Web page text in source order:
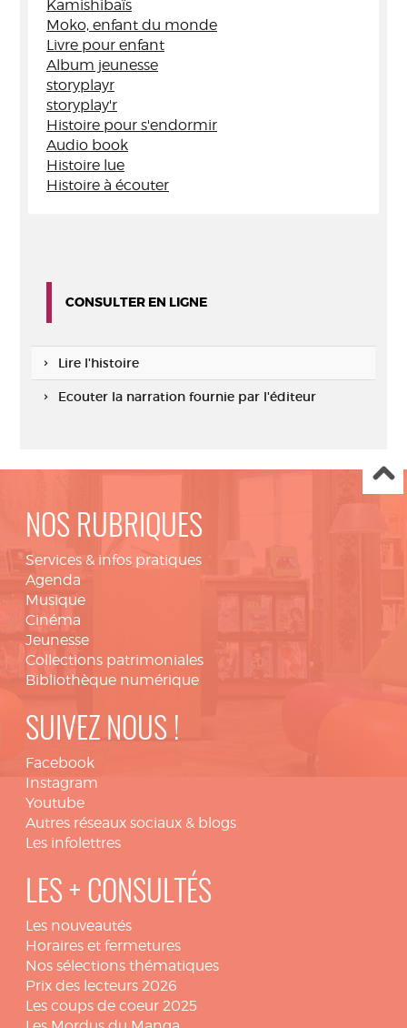
Kamishibaïs
Moko, enfant du monde
Livre pour enfant
Album jeunesse
storyplayr
storyplay'r
Histoire pour s'endormir
Audio book
Histoire lue
Histoire à écouter
CONSULTER EN LIGNE
Lire l'histoire
Ecouter la narration fournie par l'éditeur
NOS RUBRIQUES
Services & infos pratiques
Agenda
Musique
Cinéma
Jeunesse
Collections patrimoniales
Bibliothèque numérique
SUIVEZ NOUS !
Facebook
Instagram
Youtube
Autres réseaux sociaux & blogs
Les infolettres
LES + CONSULTÉS
Les nouveautés
Horaires et fermetures
Nos sélections thématiques
Prix des lecteurs 2026
Les coups de coeur 2025